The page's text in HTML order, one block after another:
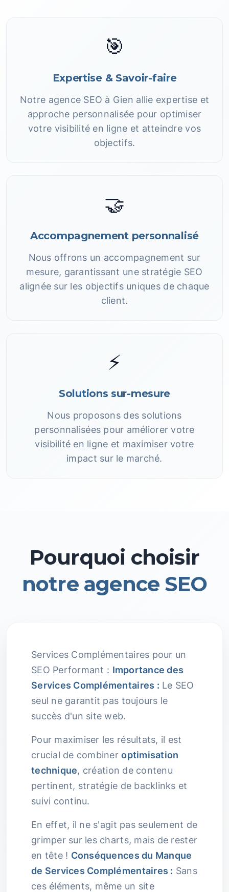
🎯
Expertise & Savoir-faire
Notre agence SEO à Gien allie expertise et
approche personnalisée pour optimiser
votre visibilité en ligne et atteindre vos
objectifs.
🤝
Accompagnement personnalisé
Nous offrons un accompagnement sur
mesure, garantissant une stratégie SEO
alignée sur les objectifs uniques de chaque
client.
⚡
Solutions sur-mesure
Nous proposons des solutions
personnalisées pour améliorer votre
visibilité en ligne et maximiser votre
impact sur le marché.
Pourquoi choisir
notre agence SEO
Services Complémentaires pour un
SEO Performant : Importance des
Services Complémentaires : Le SEO
seul ne garantit pas toujours le
succès d'un site web.
Pour maximiser les résultats, il est
crucial de combineroptimisation
technique, création de contenu
pertinent, stratégie de backlinks et
suivi continu.
En effet, il ne s'agit pas seulement de
grimper sur les charts, mais de rester
en tête ! Conséquences du Manque
de Services Complémentaires : Sans
ces éléments, même un site